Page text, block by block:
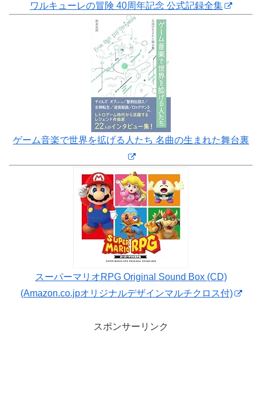
ワルキューレの冒険 40周年記念 公式記録全集
ゲーム音楽で世界を拡げる人たち 名曲の生まれた舞台裏
スーパーマリオRPG Original Sound Box (CD)
(Amazon.co.jpオリジナルデザインマルチクロス付)
スポンサーリンク